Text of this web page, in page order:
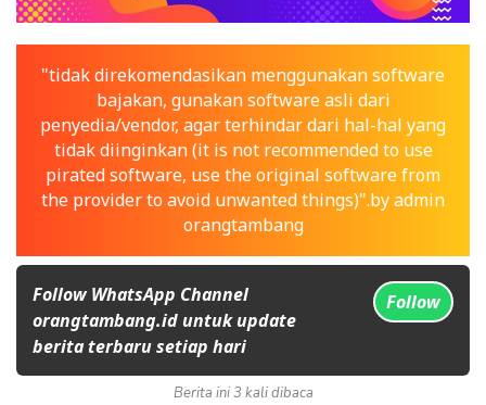
"tidak direkomendasikan menggunakan software
bajakan, gunakan software asli dari
penyedia/vendor, agar terhindar dari hal-hal yang
tidak diinginkan (it is not recommended to use
pirated software, use the original software from
the provider to avoid unwanted things)".by admin
orangtambang
Follow WhatsApp Channel
orangtambang.id untuk update
berita terbaru setiap hari
Follow
Berita ini 3 kali dibaca